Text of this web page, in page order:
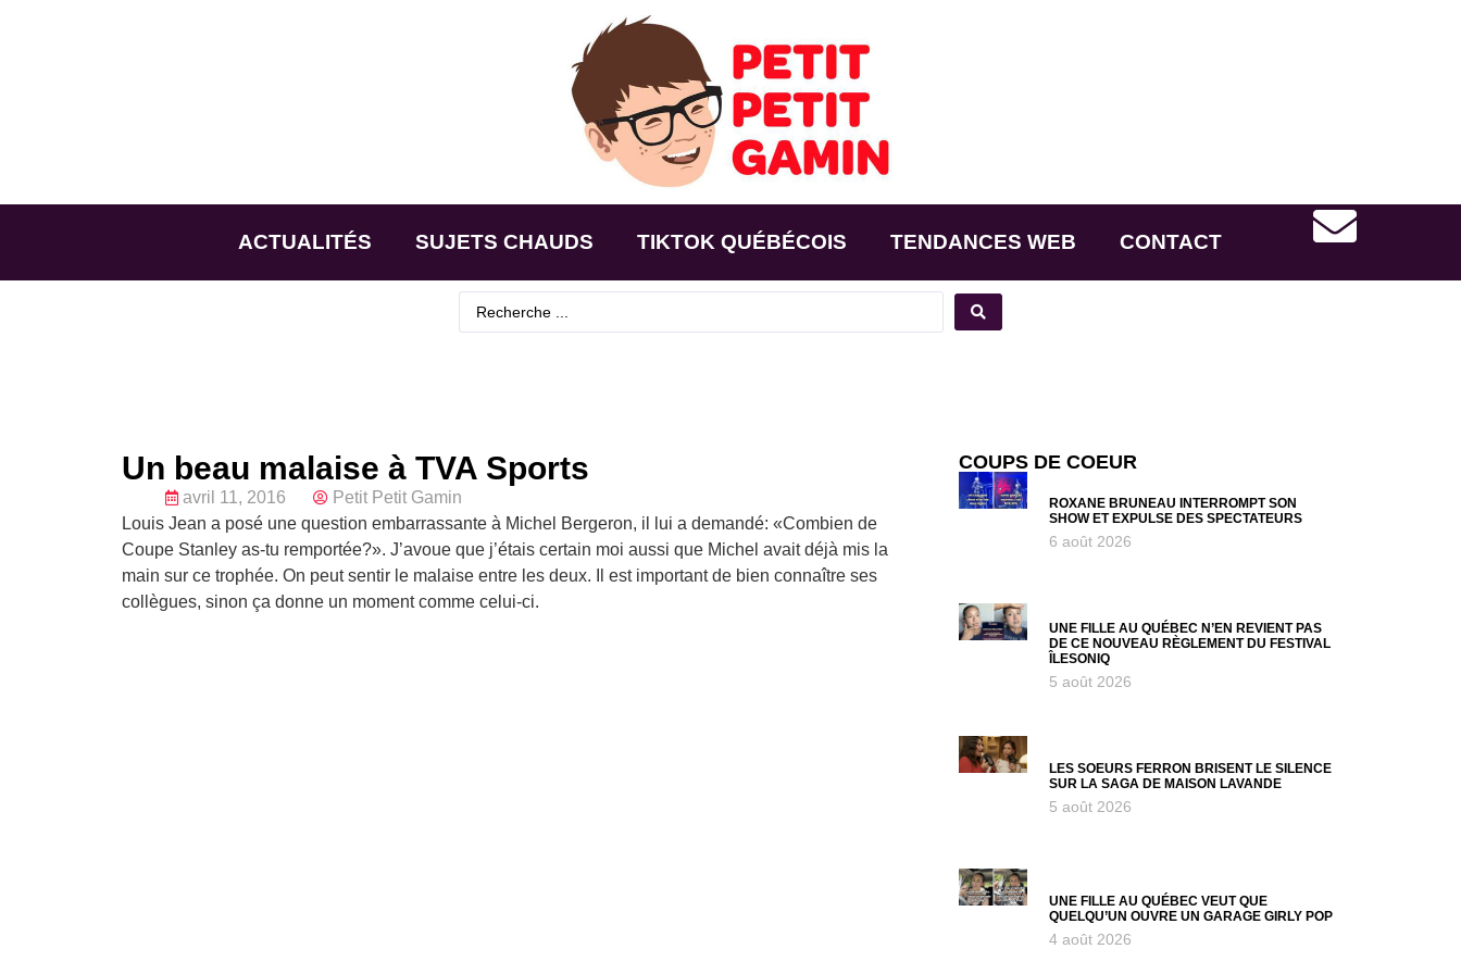
ACTUALITÉS SUJETS CHAUDS TIKTOK QUÉBÉCOIS TENDANCES WEB CONTACT
Un beau malaise à TVA Sports
avril 11, 2016
Petit Petit Gamin
Louis Jean a posé une question embarrassante à Michel Bergeron, il lui a demandé: «Combien de
Coupe Stanley as-tu remportée?». J’avoue que j’étais certain moi aussi que Michel avait déjà mis la
main sur ce trophée. On peut sentir le malaise entre les deux. Il est important de bien connaître ses
collègues, sinon ça donne un moment comme celui-ci.
COUPS DE COEUR
ROXANE BRUNEAU INTERROMPT SON
SHOW ET EXPULSE DES SPECTATEURS
6 août 2026
UNE FILLE AU QUÉBEC N’EN REVIENT PAS
DE CE NOUVEAU RÈGLEMENT DU FESTIVAL
ÎLESONIQ
5 août 2026
LES SOEURS FERRON BRISENT LE SILENCE
SUR LA SAGA DE MAISON LAVANDE
5 août 2026
UNE FILLE AU QUÉBEC VEUT QUE
QUELQU’UN OUVRE UN GARAGE GIRLY POP
4 août 2026